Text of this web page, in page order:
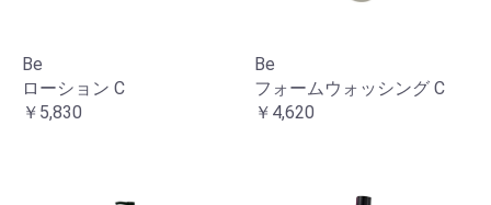
Be
ローション C
￥5,830
Be
フォームウォッシング C
￥4,620